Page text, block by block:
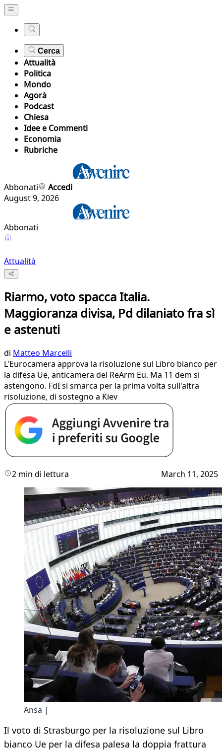
Cerca
Attualità
Politica
Mondo
Agorà
Podcast
Chiesa
Idee e Commenti
Economia
Rubriche
Abbonati
Accedi
August 9, 2026
Abbonati
Attualità
Riarmo, voto spacca Italia.
Maggioranza divisa, Pd dilaniato fra sì
e astenuti
di Matteo Marcelli
L'Eurocamera approva la risoluzione sul Libro bianco per
la difesa Ue, anticamera del ReArm Eu. Ma 11 dem si
astengono. FdI si smarca per la prima volta sull'altra
risoluzione, di sostegno a Kiev
2 min di lettura March 11, 2025
Ansa |
Il voto di Strasburgo per la risoluzione sul Libro
bianco Ue per la difesa palesa la doppia frattura